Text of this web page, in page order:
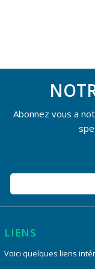
Abonnez vous a
LIENS
Voici quelques liens